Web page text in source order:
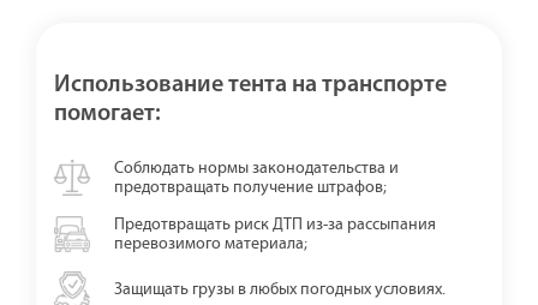
Использование тента на транспорте
помогает:
Соблюдать нормы законодательства и
предотвращать получение штрафов;
Предотвращать риск ДТП из-за рассыпания
перевозимого материала;
Защищать грузы в любых погодных условиях.